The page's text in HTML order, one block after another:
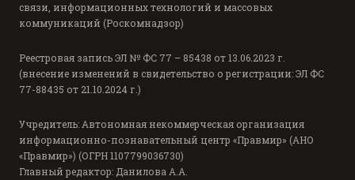
связи, информационных технологий и массовых
коммуникаций (Роскомнадзор)
Реестровая запись ЭЛ № ФС 77 – 85438 от 13.06.2023 г.
(внесение изменений в свидетельство о регистрации: ЭЛ ФС
77-88435 от 21.10.2024 г.)
Учредитель: Автономная некоммерческая организация
информационно-познавательный центр «Правмир» (АНО
«Правмир») (ОГРН 1107799036730)
Главный редактор: Данилова А.А.